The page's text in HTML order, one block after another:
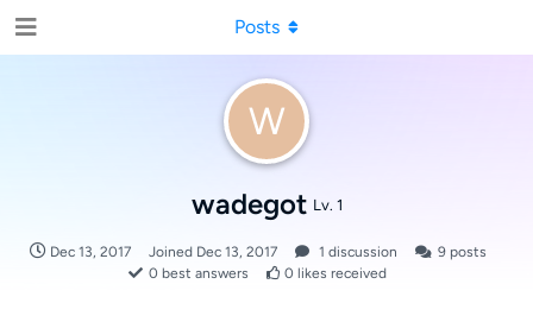
W
wadegot Lv. 1
Dec 13, 2017 Joined Dec 13, 2017 1 discussion 9posts
0 best answers 0 likes received
Posts